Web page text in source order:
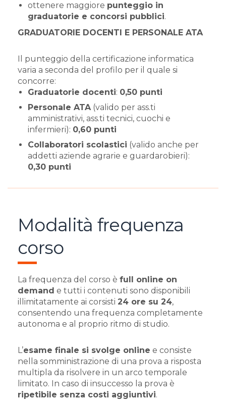
ottenere maggiore punteggio in
graduatorie e concorsi pubblici.
GRADUATORIE DOCENTI E PERSONALE ATA
Il punteggio della certificazione informatica
varia a seconda del profilo per il quale si
concorre:
Graduatorie docenti: 0,50 punti
Personale ATA(valido per ass.ti
amministrativi, ass.ti tecnici, cuochi e
infermieri): 0,60 punti
Collaboratori scolastici (valido anche per
addetti aziende agrarie e guardarobieri):
0,30 punti
Modalità frequenza
corso
La frequenza del corso è full online on
demand e tutti i contenuti sono disponibili
illimitatamente ai corsisti 24 ore su 24,
consentendo una frequenza completamente
autonoma e al proprio ritmo di studio.
L’esame finale si svolge online e consiste
nella somministrazione di una prova a risposta
multipla da risolvere in un arco temporale
limitato. In caso di insuccesso la prova è
ripetibile senza costi aggiuntivi.